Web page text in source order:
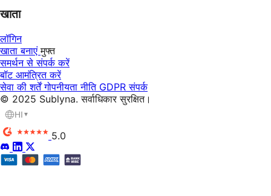
खाता
लॉगिन
खाता बनाएंमुफ्त
समर्थन से संपर्क करें
बॉट आमंत्रित करें
सेवा की शर्तेंगोपनीयता नीति GDPRसंपर्क
© 2025 Sublyna. सर्वाधिकार सुरक्षित।
HI ▼
5.0